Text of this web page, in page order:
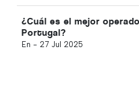
¿Cuál es el mejor
Portugal?
En - 27 Jul 2025